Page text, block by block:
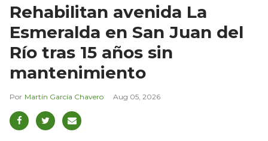
Rehabilitan avenida La
Esmeralda en San Juan del
Río tras 15 años sin
mantenimiento
Martín García Chavero Aug 05, 2026